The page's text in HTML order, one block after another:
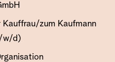
Kauffrau/zum Kaufmann
w/d)